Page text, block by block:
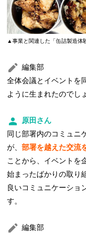
▲事業と関連した「缶詰製造体
編集部
全体会議とイベントを
ように生まれたのでし
原田さん
同じ部署内のコミュニ
が、部署を越えた交流
ことから、イベントを
始まったばかりの取り
良いコミュニケーショ
す。
編集部